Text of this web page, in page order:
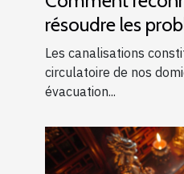
résoudre les
canalisations
Les canalisations
circulatoire de nos
évacuation...